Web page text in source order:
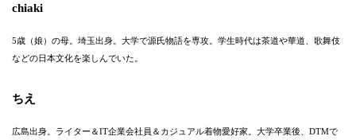
chiaki
5歳（娘）の母。埼玉出身。大学で源氏物語を専攻。学生時代は茶道や華道、歌舞伎
などの日本文化を楽しんでいた。
ちえ
広島出身。ライター＆IT企業会社員＆カジュアル着物愛好家。大学卒業後、DTMで